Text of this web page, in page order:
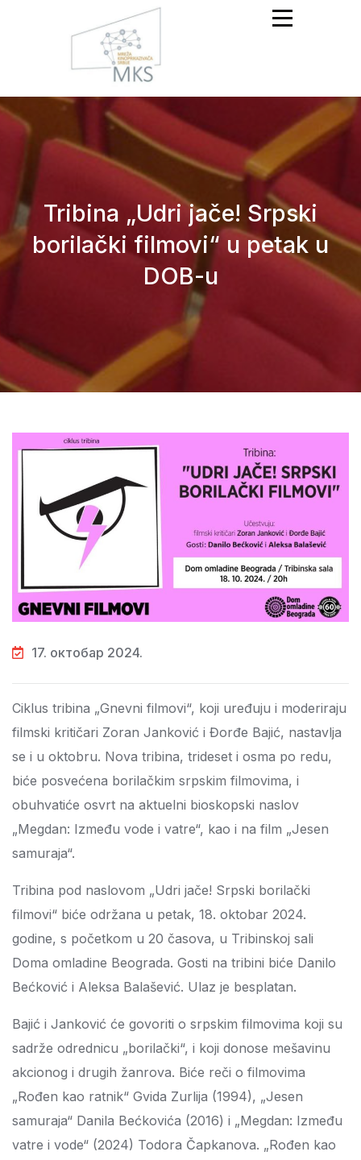
Mreža Kinoprikazivača
Srbije
Tribina „Udri jače! Srpski
borilački filmovi“ u petak u
DOB-u
17. октобар 2024.
Ciklus tribina „Gnevni filmovi“, koji uređuju i moderiraju
filmski kritičari Zoran Janković i Đorđe Bajić, nastavlja
se i u oktobru. Nova tribina, trideset i osma po redu,
biće posvećena borilačkim srpskim filmovima, i
obuhvatiće osvrt na aktuelni bioskopski naslov
„Megdan: Između vode i vatre“, kao i na film „Jesen
samuraja“.
Tribina pod naslovom „Udri jače! Srpski borilački
filmovi“ biće održana u petak, 18. oktobar 2024.
godine, s početkom u 20 časova, u Tribinskoj sali
Doma omladine Beograda. Gosti na tribini biće Danilo
Bećković i Aleksa Balašević. Ulaz je besplatan.
Bajić i Janković će govoriti o srpskim filmovima koji su
sadrže odrednicu „borilački“, i koji donose mešavinu
akcionog i drugih žanrova. Biće reči o filmovima
„Rođen kao ratnik“ Gvida Zurlija (1994), „Jesen
samuraja“ Danila Bećkovića (2016) i „Megdan: Između
vatre i vode“ (2024) Todora Čapkanova. „Rođen kao